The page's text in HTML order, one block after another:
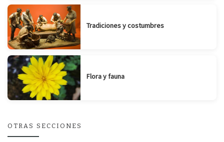
Tradiciones y costumbres
Flora y fauna
OTRAS SECCIONES